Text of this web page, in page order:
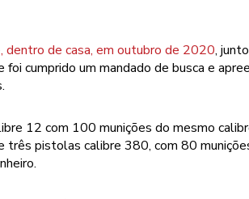
dentro de casa, em outubro de 2020,
cumprido um mandado de busca e
12 com 100 munições do mesmo
três pistolas calibre 380, com 80